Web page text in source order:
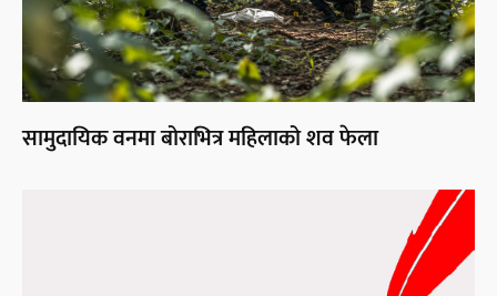
सामुदायिक वनमा बोराभित्र महिलाको शव फेला